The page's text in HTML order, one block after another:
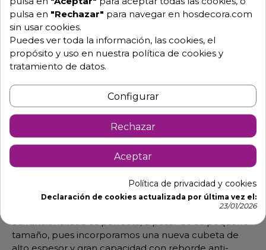
Descripción Detalles de producto
Lavamanos colgado 061432
diseñado para adaptarse a las instalaciones con poco
espacio.
Su funcionalidad es perfecta, a pesar de su pequeño
tamaño, pues incorporamos una nueva cubeta de
pulsa en "Rechazar" para navegar en hosdecora.com
sin usar cookies.
Puedes ver toda la información, las cookies, el
propósito y uso en nuestra política de cookies y
tratamiento de datos.
Configurar
Rechazar
Aceptar
Política de privacidad y cookies
Declaración de cookies actualizada por última vez el:
23/01/2026